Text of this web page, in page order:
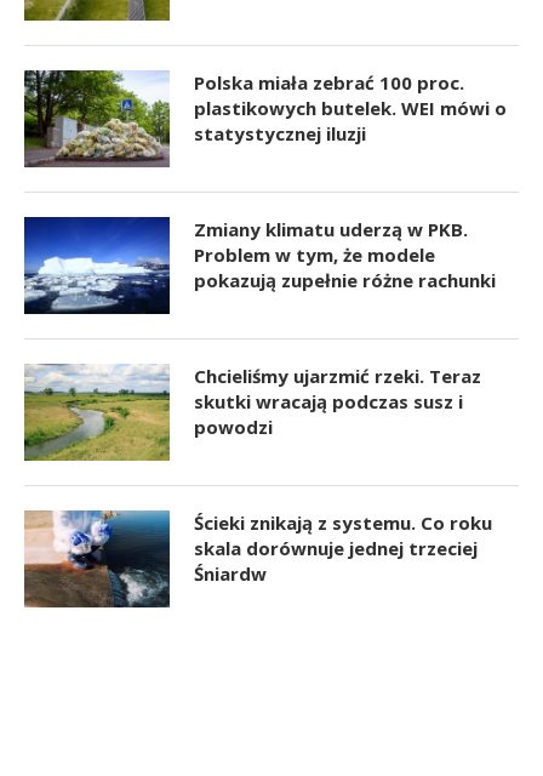
Polska miała zebrać 100 proc.
plastikowych butelek. WEI mówi o
statystycznej iluzji
Zmiany klimatu uderzą w PKB.
Problem w tym, że modele
pokazują zupełnie różne rachunki
Chcieliśmy ujarzmić rzeki. Teraz
skutki wracają podczas susz i
powodzi
Ścieki znikają z systemu. Co roku
skala dorównuje jednej trzeciej
Śniardw